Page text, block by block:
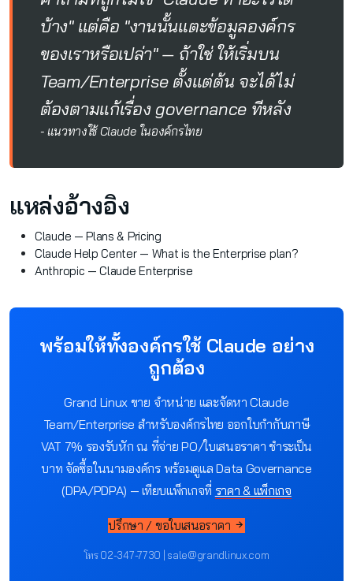
บ้าง" แต่คือ "งานนั้นแตะข้อมูลองค์กร
ของเราหรือเปล่า" — ถ้าใช่ ให้เริ่มบน
Team/Enterprise ตั้งแต่ต้น จะได้ไม่
ต้องตามแก้เรื่อง governance ทีหลัง
- แนวทางใช้ Claude ในองค์กรไทย
แหล่งอ้างอิง
Claude — Plans & Pricing
Claude Help Center — What is the Enterprise plan?
Anthropic — Claude Enterprise
พร้อมให้ทั้งองค์กรใช้ Claude อย่าง
ถูกต้อง
Grand Linux ขาย จำหน่าย และจัดหา Claude
Team/Enterprise สำหรับองค์กรไทย ออกใบกำกับภาษี
VAT 7% รองรับหัก ณ ที่จ่าย PO/ใบเสนอราคา ชำระเป็น
บาท จัดซื้อในนามองค์กร พร้อมดูแล Data Governance
(DPA/PDPA) — เทียบแพ็กเกจที่ ราคา & แพ็กเกจ
ปรึกษา / ขอใบเสนอราคา
โทร 02-347-7730 | sale@grandlinux.com